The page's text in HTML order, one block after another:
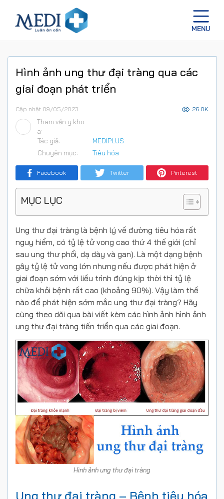
Hình ảnh ung thư đại tràng qua các
giai đoạn phát triển
Cập nhật 09/05/2023 26.0K
Tham vấn y kho
a:
Tác giả:
MEDIPLUS
Chuyên mục:
Tiêu hóa
Facebook Twitter Pinterest
MỤC LỤC
Ung thư đại tràng là bệnh lý về đường tiêu hóa rất
nguy hiểm, có tỷ lệ tử vong cao thứ 4 thế giới (chỉ
sau ung thư phổi, dạ dày và gan). Là một dạng bệnh
gây tỷ lệ tử vong lớn nhưng nếu được phát hiện ở
giai đoạn sớm với liều trình đúng kịp thời thì tỷ lệ
chữa khỏi bệnh rất cao (khoảng 90%). Vậy làm thế
nào để phát hiện sớm mắc ung thư đại tràng? Hãy
cùng theo dõi qua bài viết kèm các hình ảnh hình ảnh
ung thư đại tràng tiến triển qua các giai đoạn.
Hình ảnh ung thư đại tràng
Ung thư đại tràng – Bệnh tiêu hóa